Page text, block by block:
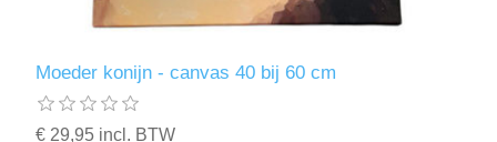
Moeder konijn - canvas 40 bij 60 cm
€ 29,95 incl. BTW